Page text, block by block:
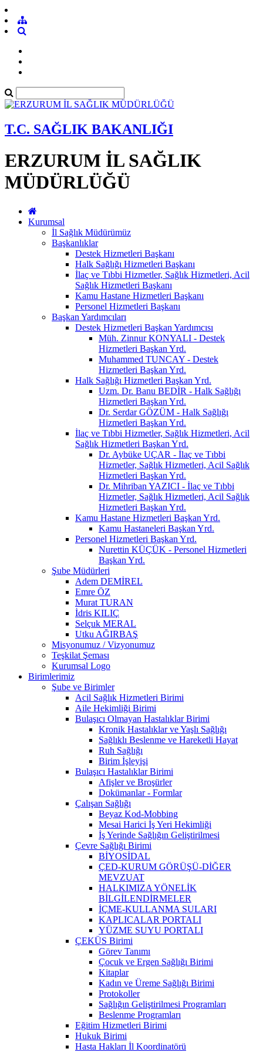
T.C. SAĞLIK BAKANLIĞI
ERZURUM İL SAĞLIK
MÜDÜRLÜĞÜ
Kurumsal
İl Sağlık Müdürümüz
Başkanlıklar
Destek Hizmetleri Başkanı
Halk Sağlığı Hizmetleri Başkanı
İlaç ve Tıbbi Hizmetler, Sağlık Hizmetleri, Acil
Sağlık Hizmetleri Başkanı
Kamu Hastane Hizmetleri Başkanı
Personel Hizmetleri Başkanı
Başkan Yardımcıları
Destek Hizmetleri Başkan Yardımcısı
Müh. Zinnur KONYALI - Destek
Hizmetleri Başkan Yrd.
Muhammed TUNCAY - Destek
Hizmetleri Başkan Yrd.
Halk Sağlığı Hizmetleri Başkan Yrd.
Uzm. Dr. Banu BEDİR - Halk Sağlığı
Hizmetleri Başkan Yrd.
Dr. Serdar GÖZÜM - Halk Sağlığı
Hizmetleri Başkan Yrd.
İlaç ve Tıbbi Hizmetler, Sağlık Hizmetleri, Acil
Sağlık Hizmetleri Başkan Yrd.
Dr. Aybüke UÇAR - İlaç ve Tıbbi
Hizmetler, Sağlık Hizmetleri, Acil Sağlık
Hizmetleri Başkan Yrd.
Dr. Mihriban YAZICI - İlaç ve Tıbbi
Hizmetler, Sağlık Hizmetleri, Acil Sağlık
Hizmetleri Başkan Yrd.
Kamu Hastane Hizmetleri Başkan Yrd.
Kamu Hastaneleri Başkan Yrd.
Personel Hizmetleri Başkan Yrd.
Nurettin KÜÇÜK - Personel Hizmetleri
Başkan Yrd.
Şube Müdürleri
Adem DEMİREL
Emre ÖZ
Murat TURAN
İdris KILIÇ
Selçuk MERAL
Utku AĞIRBAŞ
Misyonumuz / Vizyonumuz
Teşkilat Şeması
Kurumsal Logo
Birimlerimiz
Şube ve Birimler
Acil Sağlık Hizmetleri Birimi
Aile Hekimliği Birimi
Bulaşıcı Olmayan Hastalıklar Birimi
Kronik Hastalıklar ve Yaşlı Sağlığı
Sağlıklı Beslenme ve Hareketli Hayat
Ruh Sağlığı
Birim İşleyişi
Bulaşıcı Hastalıklar Birimi
Afişler ve Broşürler
Dokümanlar - Formlar
Çalışan Sağlığı
Beyaz Kod-Mobbing
Mesai Harici İş Yeri Hekimliği
İş Yerinde Sağlığın Geliştirilmesi
Çevre Sağlığı Birimi
BİYOSİDAL
ÇED-KURUM GÖRÜŞÜ-DİĞER
MEVZUAT
HALKIMIZA YÖNELİK
BİLGİLENDİRMELER
İÇME-KULLANMA SULARI
KAPLICALAR PORTALI
YÜZME SUYU PORTALI
ÇEKÜS Birimi
Görev Tanımı
Çocuk ve Ergen Sağlığı Birimi
Kitaplar
Kadın ve Üreme Sağlığı Birimi
Protokoller
Sağlığın Geliştirilmesi Programları
Beslenme Programları
Eğitim Hizmetleri Birimi
Hukuk Birimi
Hasta Hakları İl Koordinatörü